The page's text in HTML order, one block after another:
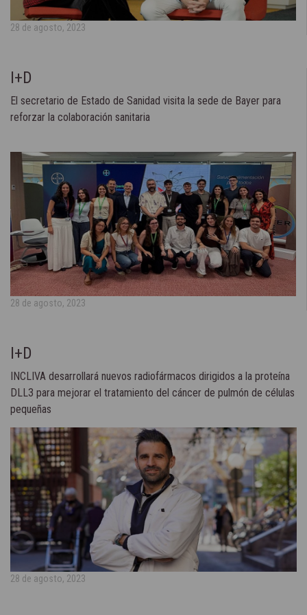
28 de agosto, 2023
I+D
El secretario de Estado de Sanidad visita la sede de Bayer para
reforzar la colaboración sanitaria
28 de agosto, 2023
I+D
INCLIVA desarrollará nuevos radiofármacos dirigidos a la proteína
DLL3 para mejorar el tratamiento del cáncer de pulmón de células
pequeñas
28 de agosto, 2023